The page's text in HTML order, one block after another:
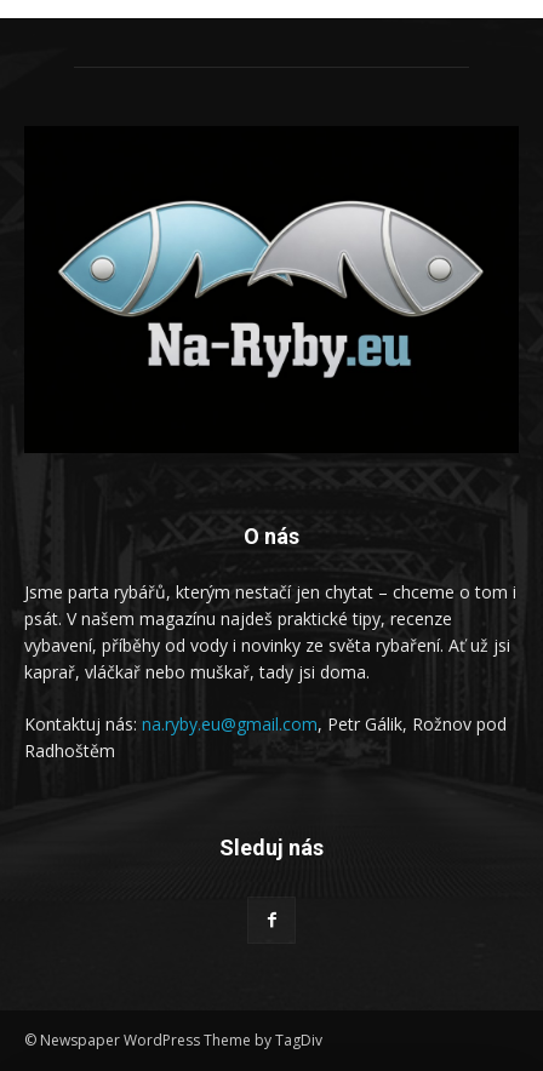
O nás
Jsme parta rybářů, kterým nestačí jen chytat – chceme o tom i
psát. V našem magazínu najdeš praktické tipy, recenze
vybavení, příběhy od vody i novinky ze světa rybaření. Ať už jsi
kaprař, vláčkař nebo muškař, tady jsi doma.
Kontaktuj nás: na.ryby.eu@gmail.com, Petr Gálik, Rožnov pod
Radhoštěm
Sleduj nás
© Newspaper WordPress Theme by TagDiv